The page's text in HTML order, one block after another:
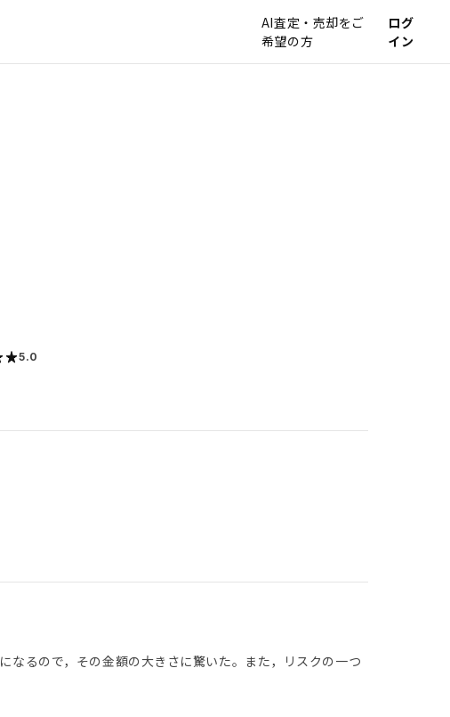
AI査定・売却をご
希望の方
ログ
イン
5.0
なるので，その金額の大きさに驚いた。また，リスクの一つ